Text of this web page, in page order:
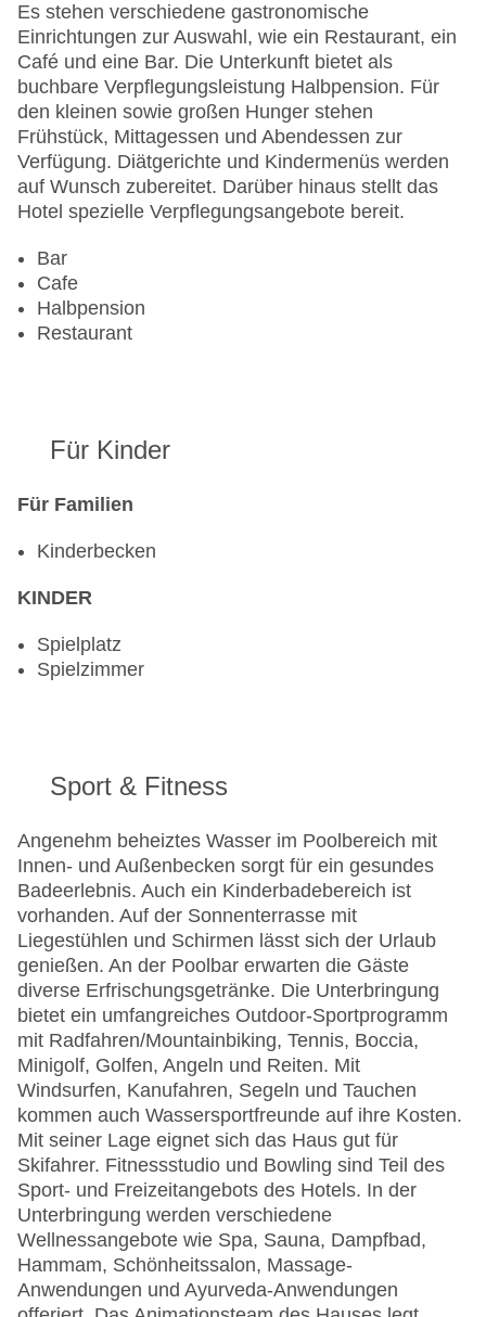
Anzahl der Aufzüge: 1
Haustiere
Zimmerservice
Sonnenterrasse
Gesamtanzahl der Zimmer: 62
Pools:Kinderbecken, Beheizter Außenpool, Indoor
Pool, Outdoor Pool, Sonnenschirme am Pool,
Liegen am Pool
Zahlungsarten: American Express, Mastercard,
Landeskategorie: 4 Sterne
Es stehen verschiedene gastronomische
Einrichtungen zur Auswahl, wie ein Restaurant, ein
Café und eine Bar. Die Unterkunft bietet als
buchbare Verpflegungsleistung Halbpension. Für
den kleinen sowie großen Hunger stehen
Frühstück, Mittagessen und Abendessen zur
Verfügung. Diätgerichte und Kindermenüs werden
auf Wunsch zubereitet. Darüber hinaus stellt das
Hotel spezielle Verpflegungsangebote bereit.
Bar
Cafe
Halbpension
Restaurant
Für Kinder
Für Familien
Kinderbecken
KINDER
Spielplatz
Spielzimmer
Sport & Fitness
Angenehm beheiztes Wasser im Poolbereich mit
Innen- und Außenbecken sorgt für ein gesundes
Badeerlebnis. Auch ein Kinderbadebereich ist
vorhanden. Auf der Sonnenterrasse mit
Liegestühlen und Schirmen lässt sich der Urlaub
genießen. An der Poolbar erwarten die Gäste
diverse Erfrischungsgetränke. Die Unterbringung
bietet ein umfangreiches Outdoor-Sportprogramm
mit Radfahren/Mountainbiking, Tennis, Boccia,
Minigolf, Golfen, Angeln und Reiten. Mit
Windsurfen, Kanufahren, Segeln und Tauchen
kommen auch Wassersportfreunde auf ihre Kosten.
Mit seiner Lage eignet sich das Haus gut für
Skifahrer. Fitnessstudio und Bowling sind Teil des
Sport- und Freizeitangebots des Hotels. In der
Unterbringung werden verschiedene
Wellnessangebote wie Spa, Sauna, Dampfbad,
Hammam, Schönheitssalon, Massage-
Anwendungen und Ayurveda-Anwendungen